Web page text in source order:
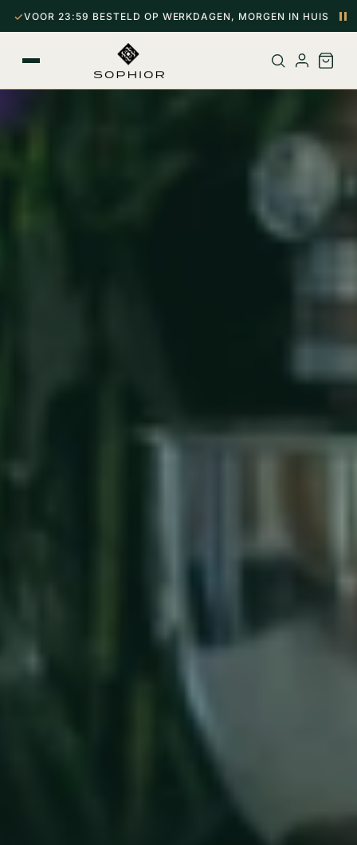
naar de
content
✓VOOR 23:59 BESTELD OP WERKDAGEN, MORGEN IN HUIS